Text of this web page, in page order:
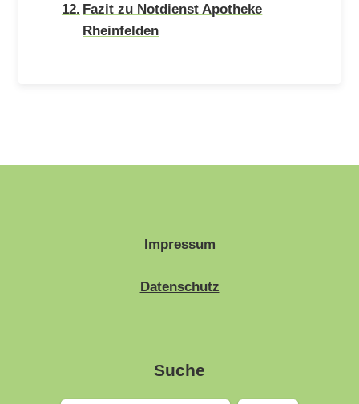
Fazit zu Notdienst Apotheke
Rheinfelden
Impressum
Datenschutz
Suche